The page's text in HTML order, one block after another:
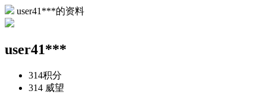
user41***的资料
user41***
314积分
314 威望